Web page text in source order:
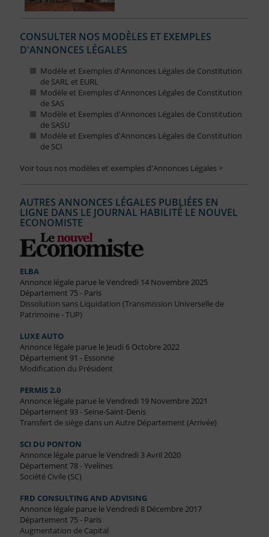
CONSULTER NOS MODÈLES ET EXEMPLES
D'ANNONCES LÉGALES
Modèle et Exemples d'Annonces Légales de Constitution
de SARL et EURL
Modèle et Exemples d'Annonces Légales de Constitution
de SAS
Modèle et Exemples d'Annonces Légales de Constitution
de SASU
Modèle et Exemples d'Annonces Légales de Constitution
de SCI
Voir tous nos modèles et exemples d'Annonces Légales >
AUTRES ANNONCES LÉGALES PUBLIÉES EN
LIGNE DANS LE JOURNAL HABILITÉ LE NOUVEL
ECONOMISTE
ELBA
Annonce légale parue le Vendredi 14 Novembre 2025
Département 75 - Paris
Dissolution sans Liquidation (Transmission Universelle de
Patrimoine - TUP)
LUXE AUTO
Annonce légale parue le Jeudi 6 Octobre 2022
Département 91 - Essonne
Modification du Président
PERMIS 2.0
Annonce légale parue le Vendredi 19 Novembre 2021
Département 93 - Seine-Saint-Denis
Transfert de siège dans un Autre Département (Arrivée)
SCI DU PONTON
Annonce légale parue le Vendredi 3 Avril 2020
Département 78 - Yvelines
Société Civile (SC)
FRD CONSULTING AND ADVISING
Annonce légale parue le Vendredi 8 Décembre 2017
Département 75 - Paris
Augmentation de Capital